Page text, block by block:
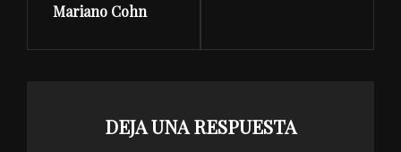
Mariano Cohn
DEJA UNA RESPUESTA